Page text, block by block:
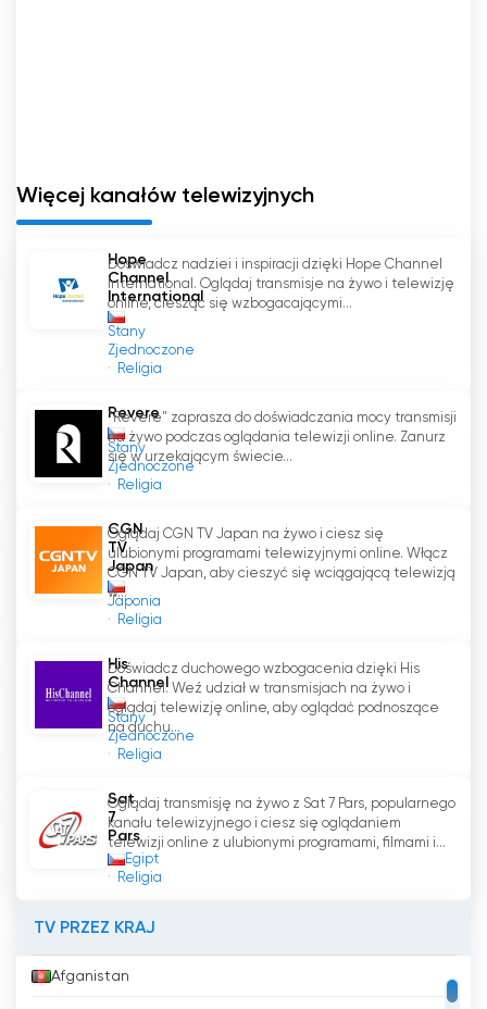
Więcej kanałów telewizyjnych
Hope
Channel
International
Stany
Zjednoczone
Religia
Doświadcz nadziei i inspiracji dzięki Hope Channel
International. Oglądaj transmisje na żywo i telewizję
online, ciesząc się wzbogacającymi...
Revere
Stany
Zjednoczone
Religia
"Revere" zaprasza do doświadczania mocy transmisji
na żywo podczas oglądania telewizji online. Zanurz
się w urzekającym świecie...
CGN
TV
Japan
Japonia
Religia
Oglądaj CGN TV Japan na żywo i ciesz się
ulubionymi programami telewizyjnymi online. Włącz
CGN TV Japan, aby cieszyć się wciągającą telewizją
w...
His
Channel
Stany
Zjednoczone
Religia
Doświadcz duchowego wzbogacenia dzięki His
Channel. Weź udział w transmisjach na żywo i
oglądaj telewizję online, aby oglądać podnoszące
na duchu...
Sat
7
Pars
Egipt
Religia
Oglądaj transmisję na żywo z Sat 7 Pars, popularnego
kanału telewizyjnego i ciesz się oglądaniem
telewizji online z ulubionymi programami, filmami i...
TV PRZEZ KRAJ
Afganistan